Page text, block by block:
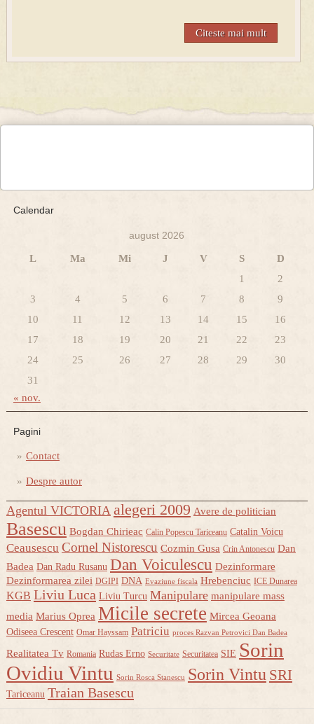
Citeste mai mult
Calendar
august 2026
L Ma Mi J V S
D
1
2
3
4 5 6 7 8
9
10
11 12 13 14 15
16
17
18 19 20 21 22
23
24
25 26 27 28 29
30
31
« nov.
Pagini
Contact
Despre autor
Agentul VICTORIA alegeri 2009 Avere de politician
Basescu Bogdan Chirieac Calin Popescu Tariceanu Catalin Voicu
Ceausescu Cornel Nistorescu Cozmin Gusa Crin Antonescu Dan
Badea Dan Radu Rusanu Dan Voiculescu Dezinformare
Dezinformarea zilei DGIPI DNA Evaziune fiscala Hrebenciuc ICE Dunarea
KGB Liviu Luca Liviu Turcu Manipulare manipulare mass
media Marius Oprea Micile secrete Mircea Geoana
Odiseea Crescent Omar Hayssam Patriciu proces Razvan Petrovici Dan Badea
Realitatea Tv Romania Rudas Erno Securitate Securitatea SIE Sorin
Ovidiu Vintu Sorin Rosca Stanescu Sorin Vintu SRI
Tariceanu Traian Basescu